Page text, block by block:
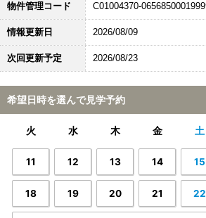
物件管理コード C01004370-
情報更新日 2026/08/09
次回更新予定 2026/08/23
希望日時を選んで見学予約
火 水 木 金 土
11 12 13 14 15
18 19 20 21 22